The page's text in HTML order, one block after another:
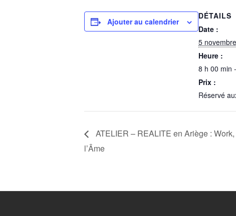
Ajouter au calendrier
DÉTAILS
Date :
5
Heure :
8 h 00 min
Prix :
Réservé
ATELIER – REALITE en Ariège :
l’Âme